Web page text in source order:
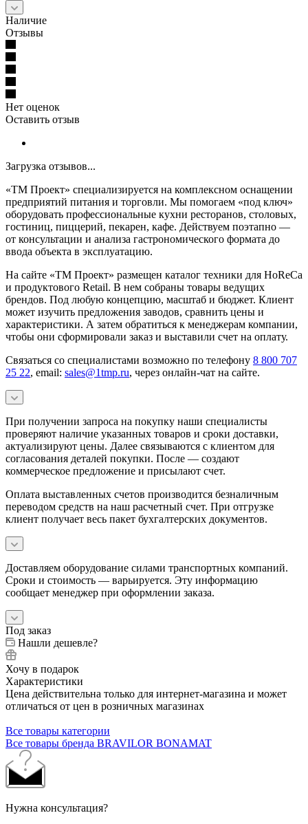
Наличие
Отзывы
Нет оценок
Оставить отзыв
Загрузка отзывов...
«ТМ Проект» специализируется на комплексном оснащении
предприятий питания и торговли. Мы помогаем «под ключ»
оборудовать профессиональные кухни ресторанов, столовых,
гостиниц, пиццерий, пекарен, кафе. Действуем поэтапно —
от консультации и анализа гастрономического формата до
ввода объекта в эксплуатацию.
На сайте «ТМ Проект» размещен каталог техники для HoReCa
и продуктового Retail. В нем собраны товары ведущих
брендов. Под любую концепцию, масштаб и бюджет. Клиент
может изучить предложения заводов, сравнить цены и
характеристики. А затем обратиться к менеджерам компании,
чтобы они сформировали заказ и выставили счет на оплату.
Связаться со специалистами возможно по телефону 8 800 707
25 22, email: sales@1tmp.ru, через онлайн-чат на сайте.
При получении запроса на покупку наши специалисты
проверяют наличие указанных товаров и сроки доставки,
актуализируют цены. Далее связываются с клиентом для
согласования деталей покупки. После — создают
коммерческое предложение и присылают счет.
Оплата выставленных счетов производится безналичным
переводом средств на наш расчетный счет. При отгрузке
клиент получает весь пакет бухгалтерских документов.
Доставляем оборудование силами транспортных компаний.
Сроки и стоимость — варьируется. Эту информацию
сообщает менеджер при оформлении заказа.
Под заказ
Нашли дешевле?
Хочу в подарок
Характеристики
Цена действительна только для интернет-магазина и может
отличаться от цен в розничных магазинах
Все товары категории
Все товары бренда BRAVILOR BONAMAT
Нужна консультация?